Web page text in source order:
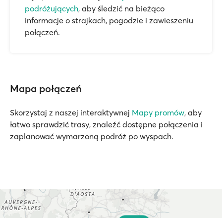
podróżujących, aby śledzić na bieżąco
informacje o strajkach, pogodzie i zawieszeniu
połączeń.
Mapa połączeń
Skorzystaj z naszej interaktywnej Mapy promów, aby
łatwo sprawdzić trasy, znaleźć dostępne połączenia i
zaplanować wymarzoną podróż po wyspach.